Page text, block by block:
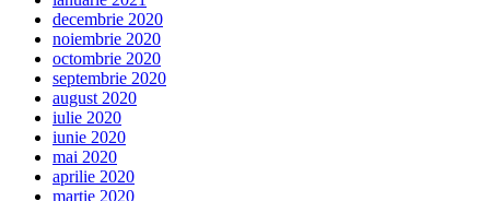
decembrie 2020
noiembrie 2020
octombrie 2020
septembrie 2020
august 2020
iulie 2020
iunie 2020
mai 2020
aprilie 2020
martie 2020